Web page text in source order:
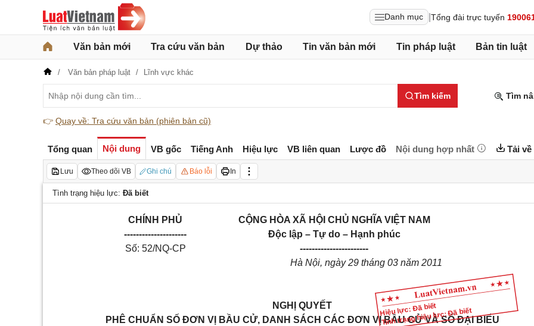
Danh mục Tổng đài trực tuyến
Văn bản mới Tra cứu văn bản Dự thảo Tin văn bản mới Tin pháp luật Bản tin luật
Văn bản pháp luật Lĩnh vực khác
Tìm kiếm Tìm
👉 Quay về: Tra cứu văn bản (phiên bản cũ)
Tổng quan Nội dung VB gốc Tiếng Anh Hiệu lực VB liên quan Lược đồ Nội dung hợp nhất Tải về
Lưu Theo dõi VB Ghi chú Báo lỗi In
Tình trạng hiệu lực: Đã biết
Hiệu lực: Đã biết
Tình trạng hiệu lực: Đã biết
CHÍNH PHỦ
---------------------
Số: 52/NQ-CP
CỘNG HÒA XÃ HỘI CHỦ NGHĨA VIỆT NAM
Độc lập – Tự do – Hạnh phúc
-----------------------
Hà Nội, ngày 29 tháng 03 năm 2011
NGHỊ QUYẾT
PHÊ CHUẨN SỐ ĐƠN VỊ BẦU CỬ, DANH SÁCH CÁC ĐƠN VỊ BẦU CỬ VÀ SỐ ĐẠI BIỂU